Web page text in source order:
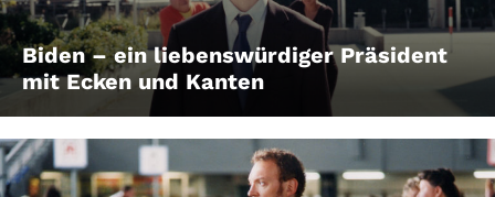
Biden – ein liebenswürdiger Präsident
mit Ecken und Kanten